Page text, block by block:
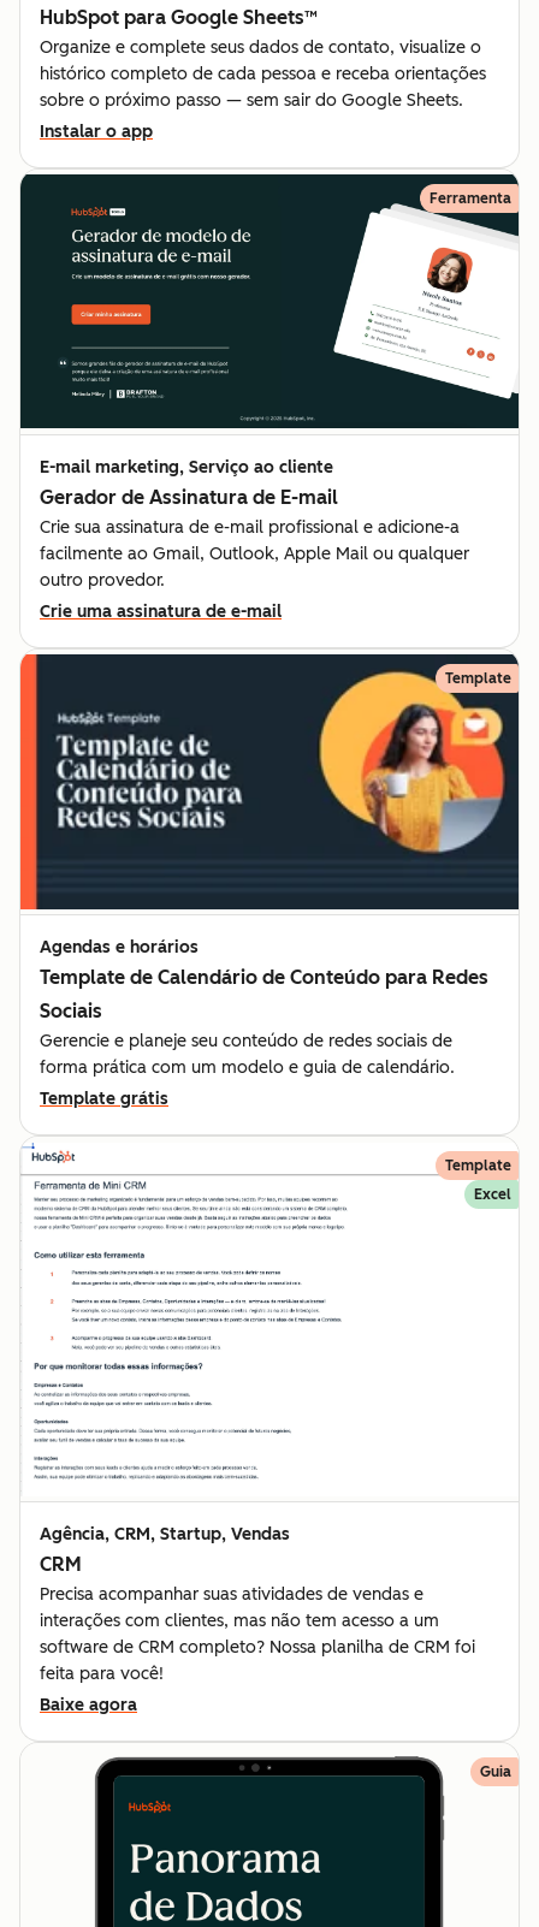
HubSpot para Google Sheets™
Organize e complete seus dados de contato, visualize o
histórico completo de cada pessoa e receba orientações
sobre o próximo passo — sem sair do Google Sheets.
Instalar o app
Ferramenta
E-mail marketing, Serviço ao cliente
Gerador de Assinatura de E-mail
Crie sua assinatura de e-mail profissional e adicione-a
facilmente ao Gmail, Outlook, Apple Mail ou qualquer
outro provedor.
Crie uma assinatura de e-mail
Template
Agendas e horários
Template de Calendário de Conteúdo para Redes
Sociais
Gerencie e planeje seu conteúdo de redes sociais de
forma prática com um modelo e guia de calendário.
Template grátis
Template
Excel
Agência, CRM, Startup, Vendas
CRM
Precisa acompanhar suas atividades de vendas e
interações com clientes, mas não tem acesso a um
software de CRM completo? Nossa planilha de CRM foi
feita para você!
Baixe agora
Guia